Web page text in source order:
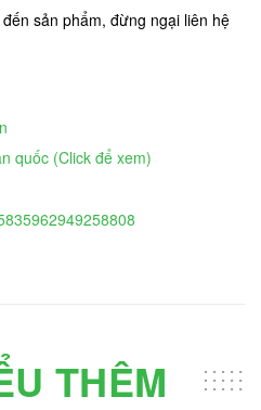
sản phẩm, đừng ngại liên hệ
quốc (Click để xem)
THÊM